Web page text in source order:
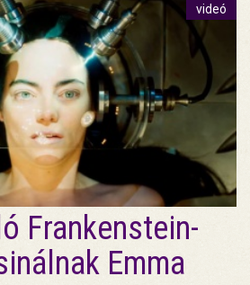
videó
Frankenstein-
Emma